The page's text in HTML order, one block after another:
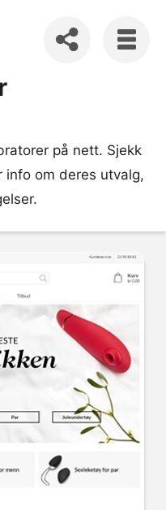
på nett. Sjekk
om deres utvalg,